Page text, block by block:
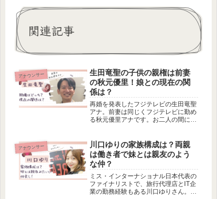
関連記事
アナウンサー
生田竜聖の子供の親権は前妻
の秋元優里！娘との現在の関
係は？
再婚を発表したフジテレビの生田竜聖
アナ。前妻は同じくフジテレビに勤め
る秋元優里アナです。お二人の間に
因は秋元優里アナにあるようで、親権
が前妻にいった経緯を調べました。現
在の関係も調べてみましたよ！
アナウンサー
川口ゆりの家族構成は？両親
は働き者で妹とは親友のよう
な仲？
ミス・インターナショナル日本代表の
ファイナリストで、旅行代理店とIT企
業の勤務経験もある川口ゆりさん。現